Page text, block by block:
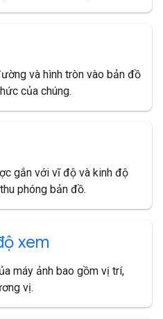
và hình tròn vào bản đồ
của chúng.
gắn với vĩ độ và kinh độ
phóng bản đồ.
xem
máy ảnh bao gồm vị trí,
vị.